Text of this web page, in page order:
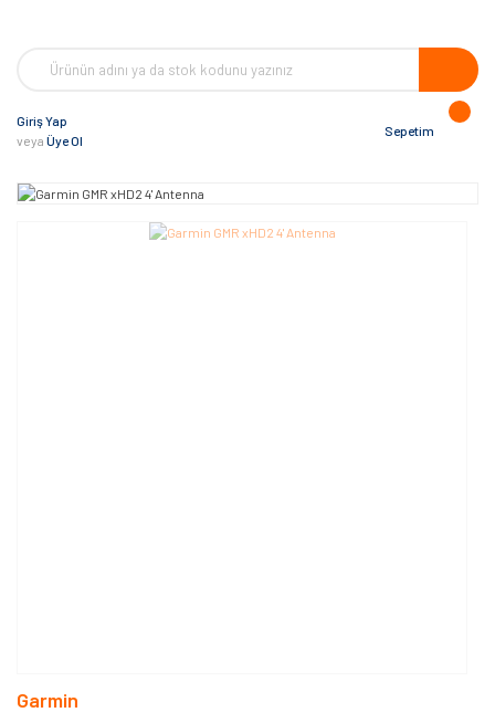
Giriş Yap
veya Üye Ol
Sepetim
Garmin